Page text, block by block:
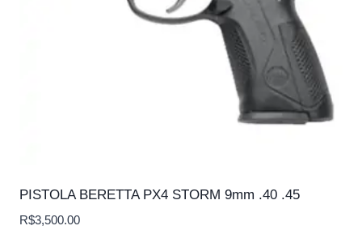
PISTOLA BERETTA PX4 STORM 9mm .40 .45
R$3,500.00